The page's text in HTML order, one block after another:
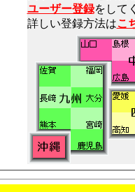
ユーザー登録をして
詳しい登録方法はこ